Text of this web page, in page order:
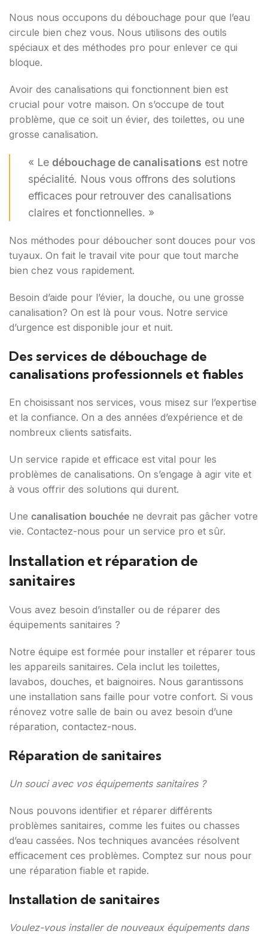
Nous nous occupons du débouchage pour que l’eau
circule bien chez vous. Nous utilisons des outils
spéciaux et des méthodes pro pour enlever ce qui
bloque.
Avoir des canalisations qui fonctionnent bien est
crucial pour votre maison. On s’occupe de tout
problème, que ce soit un évier, des toilettes, ou une
grosse canalisation.
« Le débouchage de canalisations est notre
spécialité. Nous vous offrons des solutions
efficaces pour retrouver des canalisations
claires et fonctionnelles. »
Nos méthodes pour déboucher sont douces pour vos
tuyaux. On fait le travail vite pour que tout marche
bien chez vous rapidement.
Besoin d’aide pour l’évier, la douche, ou une grosse
canalisation? On est là pour vous. Notre service
d’urgence est disponible jour et nuit.
Des services de débouchage de
canalisations professionnels et fiables
En choisissant nos services, vous misez sur l’expertise
et la confiance. On a des années d’expérience et de
nombreux clients satisfaits.
Un service rapide et efficace est vital pour les
problèmes de canalisations. On s’engage à agir vite et
à vous offrir des solutions qui durent.
Une canalisation bouchée ne devrait pas gâcher votre
vie. Contactez-nous pour un service pro et sûr.
Installation et réparation de
sanitaires
Vous avez besoin d’installer ou de réparer des
équipements sanitaires ?
Notre équipe est formée pour installer et réparer tous
les appareils sanitaires. Cela inclut les toilettes,
lavabos, douches, et baignoires. Nous garantissons
une installation sans faille pour votre confort. Si vous
rénovez votre salle de bain ou avez besoin d’une
réparation, contactez-nous.
Réparation de sanitaires
Un souci avec vos équipements sanitaires ?
Nous pouvons identifier et réparer différents
problèmes sanitaires, comme les fuites ou chasses
d’eau cassées. Nos techniques avancées résolvent
efficacement ces problèmes. Comptez sur nous pour
une réparation fiable et rapide.
Installation de sanitaires
Voulez-vous installer de nouveaux équipements dans